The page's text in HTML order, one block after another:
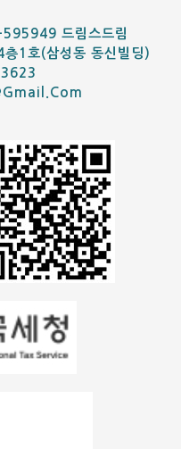
드림스드림
1호(삼성동 동신빌딩)